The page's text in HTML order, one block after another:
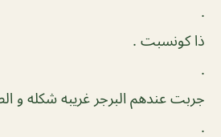
.
ذا كونسبت .
.
جربت عندهم البرجر غريبه شكله و
.